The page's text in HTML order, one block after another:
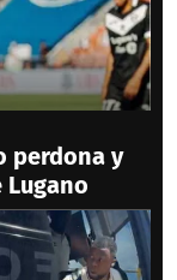
perdona y